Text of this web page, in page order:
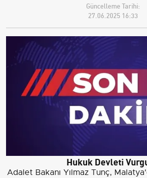
Güncelleme Tarihi:
27.06.2025 16:33
Hukuk Devleti
Adalet Bakanı Yılmaz Tunç,